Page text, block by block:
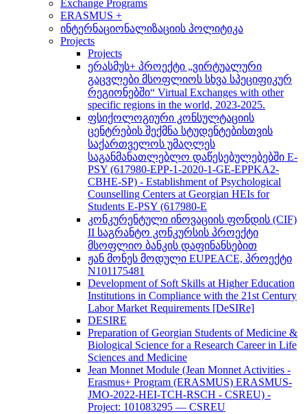
Exchange Programs
ERASMUS +
ინტერნაციონალიზაციის პოლიტიკა
Projects
Projects
ერასმუს+ პროექტი „ვირტუალური
გაცვლები მსოფლიოს სხვა სპეციფიკურ
რეგიონებში“ Virtual Exchanges with other
specific regions in the world, 2023-2025.
ფსიქოლოგიური კონსულტაციის
ცენტრების შექმნა სტუდენტებისთვის
საქართველოს უმაღლეს
საგანმანათლებლო დაწესებულებებში E-
PSY (617980-EPP-1-2020-1-GE-EPPKA2-
CBHE-SP) - Establishment of Psychological
Counselling Centers at Georgian HEIs for
Students E-PSY (617980-E
კონკურენტული ინოვაციის ფონდის (CIF)
II საგრანტო კონკურსის პროექტი
მსოფლიო ბანკის დაფინანსებით
ჟან მონეს მოდული EUPEACE, პროექტი
N101175481
Development of Soft Skills at Higher Education
Institutions in Compliance with the 21st Century
Labor Market Requirements [DeSIRe]
DESIRE
Preparation of Georgian Students of Medicine &
Biological Science for a Research Career in Life
Sciences and Medicine
Jean Monnet Module (Jean Monnet Activities -
Erasmus+ Program (ERASMUS) ERASMUS-
JMO-2022-HEI-TCH-RSCH - CSREU) -
Project: 101083295 — CSREU